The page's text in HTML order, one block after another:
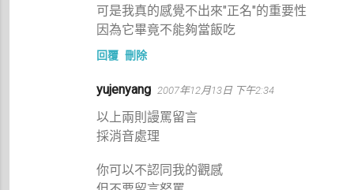
可是我真的感覺不出來"正名"的重要性
因為它畢竟不能夠當飯吃
回覆 刪除
yujenyang 2007年12月13日 下午2:34
以上兩則謾罵留言
採消音處理
你可以不認同我的觀感